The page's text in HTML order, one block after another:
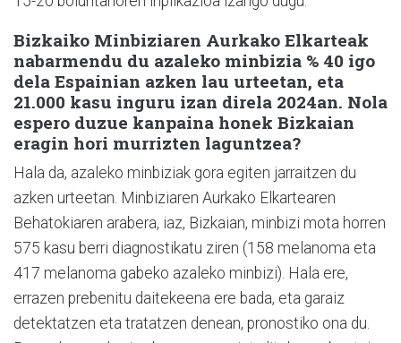
Bizkaiko Minbiziaren Aurkako Elkarteak
nabarmendu du azaleko minbizia % 40 igo
dela Espainian azken lau urteetan, eta
21.000 kasu inguru izan direla 2024an. Nola
espero duzue kanpaina honek Bizkaian
eragin hori murrizten laguntzea?
Hala da, azaleko minbiziak gora egiten jarraitzen du
azken urteetan. Minbiziaren Aurkako Elkartearen
Behatokiaren arabera, iaz, Bizkaian, minbizi mota horren
575 kasu berri diagnostikatu ziren (158 melanoma eta
417 melanoma gabeko azaleko minbizi). Hala ere,
errazen prebenitu daitekeena ere bada, eta garaiz
detektatzen eta tratatzen denean, pronostiko ona du.